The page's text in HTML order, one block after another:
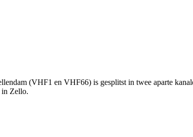
(VHF1 en VHF66) is gesplitst in twee aparte
in Zello.